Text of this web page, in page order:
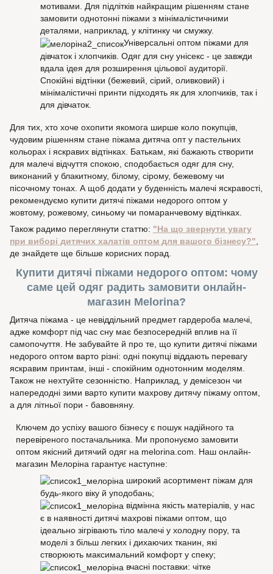
мотивами. Для підлітків найкращим рішенням стане
замовити однотонні піжами з мінімалістичними
деталями, наприклад, у клітинку чи смужку.
Універсальні оптом піжами для
дівчаток і хлопчиків. Одяг для сну унісекс - це завжди
вдала ідея для розширення цільової аудиторії.
Спокійні відтінки (бежевий, сірий, оливковий) і
мінімалістичні принти підходять як для хлопчиків, так і
для дівчаток.
Для тих, хто хоче охопити якомога ширше коло покупців,
чудовим рішенням стане піжама дитяча опт у пастельних
кольорах і яскравих відтінках. Батькам, які бажають створити
для малечі відчуття спокою, сподобається одяг для сну,
виконаний у блакитному, білому, сірому, бежевому чи
пісочному тонах. А щоб додати у буденність малечі яскравості,
рекомендуємо купити дитячі піжами недорого оптом у
жовтому, рожевому, синьому чи помаранчевому відтінках.
Також радимо переглянути статтю: "На що звернути увагу
при виборі дитячих халатів оптом для вашого бізнесу?"
де знайдете ще більше корисних порад.
Купити дитячі піжами недорого оптом: чому
саме цей одяг радить замовити онлайн-
магазин Melorina?
Дитяча піжама - це невіддільний предмет гардероба малечі,
адже комфорт під час сну має безпосередній вплив на її
самопочуття. Не забувайте й про те, що купити дитячі піжами
недорого оптом варто різні: одні покупці віддають перевагу
яскравим принтам, інші - спокійним однотонним моделям.
Також не нехтуйте сезонністю. Наприклад, у демісезон чи
напередодні зими варто купити махрову дитячу піжаму оптом,
а для літньої пори - бавовняну.
Ключем до успіху вашого бізнесу є пошук надійного та
перевіреного постачальника. Ми пропонуємо замовити
оптом якісний дитячий одяг на melorina.com. Наш онлайн-
магазин Мелоріна гарантує наступне:
широкий асортимент піжам для
будь-якого віку й уподобань;
відмінна якість матеріалів, у нас
є в наявності дитячі махрові піжами оптом, що
ідеально зігрівають тіло малечі у холодну пору, та
моделі з більш легких і дихаючих тканин, які
створюють максимальний комфорт у спеку;
вчасні поставки: чітке